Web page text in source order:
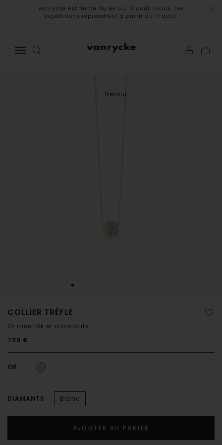
Vanrycke est fermé du 1er au 16 août inclus. Les
expéditions reprendront à partir du 17 août.
Retour
COLLIER TRÈFLE
Or rose 18k et diamants
790 €
OR
DIAMANTS Blanc
AJOUTER AU PANIER